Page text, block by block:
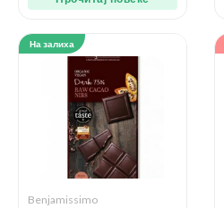
На залиха
Benjamissimo